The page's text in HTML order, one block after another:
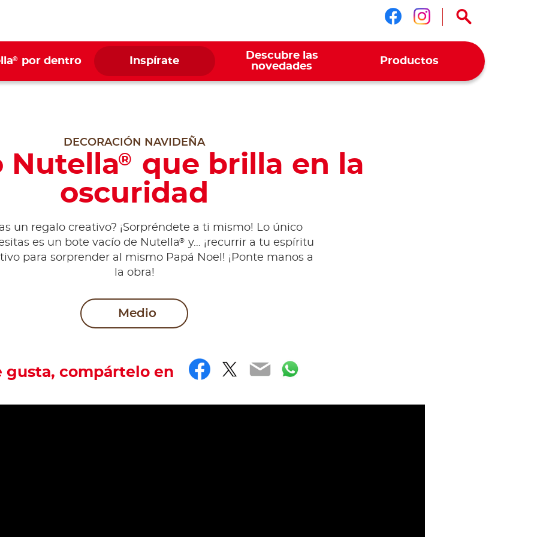
Síguenos en
Síguenos en
® por dentro Inspírate
Descubre las
novedades
Productos
DECORACIÓN NAVIDEÑA
Nutella®
que brilla en la
oscuridad
un regalo creativo? ¡Sorpréndete a ti mismo! Lo único
es un bote vacío de Nutella® y… ¡recurrir a tu espíritu
para sorprender al mismo Papá Noel! ¡Ponte manos a
la obra!
Medio
gusta, compártelo en Facebook
Twitter
EmailWhatsApp